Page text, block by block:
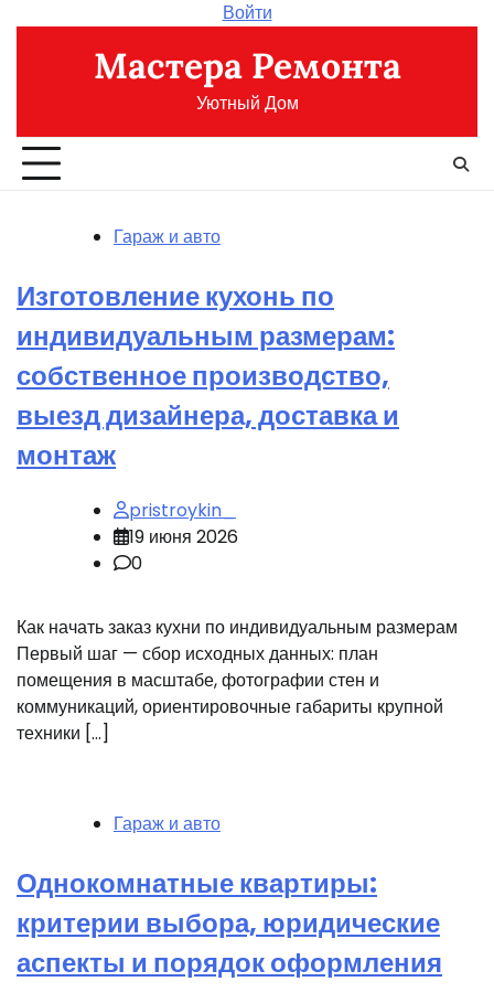
содержимому
Войти
Мастера Ремонта
Уютный Дом
Гараж и авто
Изготовление кухонь по
индивидуальным размерам:
собственное производство,
выезд дизайнера, доставка и
монтаж
pristroykin_
19 июня 2026
0
Как начать заказ кухни по индивидуальным размерам
Первый шаг — сбор исходных данных: план
помещения в масштабе, фотографии стен и
коммуникаций, ориентировочные габариты крупной
техники […]
Гараж и авто
Однокомнатные квартиры:
критерии выбора, юридические
аспекты и порядок оформления